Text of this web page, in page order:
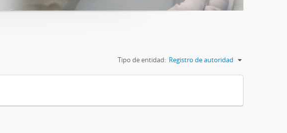
Tipo de entidad: Registro de autoridad